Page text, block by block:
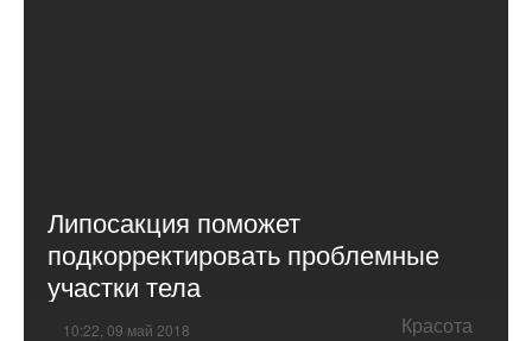
Липосакция поможет
подкорректировать проблемные
участки тела
10:22, 09 май 2018 Красота